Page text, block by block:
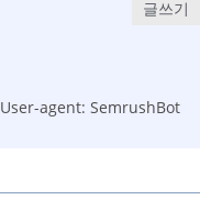
글쓰기
User-agent: SemrushBot